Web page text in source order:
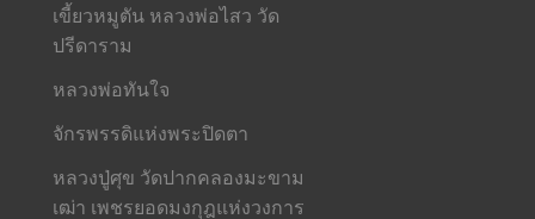
เขี้ยวหมูตัน หลวงพ่อไสว วัด
ปรีดาราม
หลวงพ่อทันใจ
จักรพรรดิแห่งพระปิดตา
หลวงปู่ศุข วัดปากคลองมะขาม
เฒ่า เพชรยอดมงกุฎแห่งวงการ